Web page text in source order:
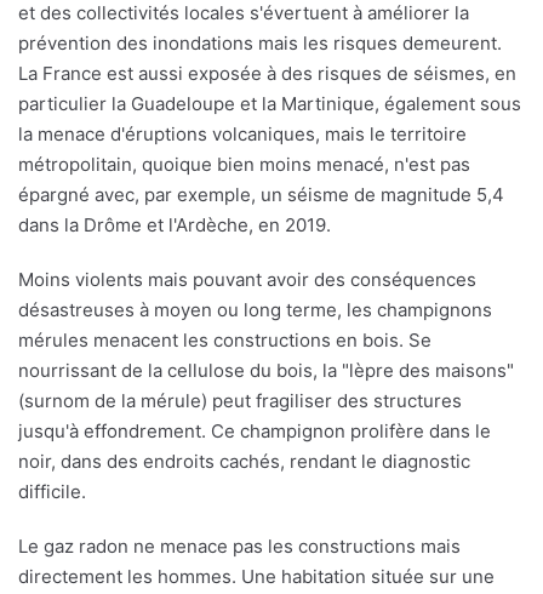
et des collectivités locales s'évertuent à améliorer la
prévention des inondations mais les risques demeurent.
La France est aussi exposée à des risques de séismes, en
particulier la Guadeloupe et la Martinique, également sous
la menace d'éruptions volcaniques, mais le territoire
métropolitain, quoique bien moins menacé, n'est pas
épargné avec, par exemple, un séisme de magnitude 5,4
dans la Drôme et l'Ardèche, en 2019.
Moins violents mais pouvant avoir des conséquences
désastreuses à moyen ou long terme, les champignons
mérules menacent les constructions en bois. Se
nourrissant de la cellulose du bois, la "lèpre des maisons"
(surnom de la mérule) peut fragiliser des structures
jusqu'à effondrement. Ce champignon prolifère dans le
noir, dans des endroits cachés, rendant le diagnostic
difficile.
Le gaz radon ne menace pas les constructions mais
directement les hommes. Une habitation située sur une